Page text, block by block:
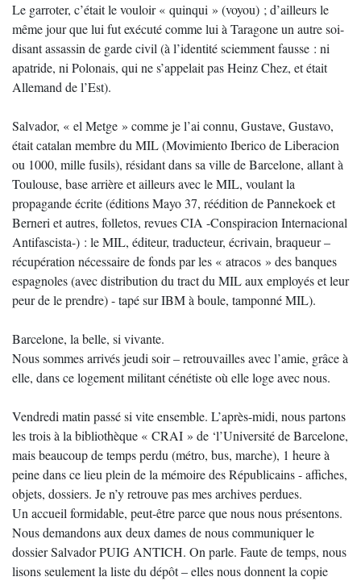
Le garroter, c’était le vouloir « quinqui » (voyou) ; d’ailleurs le
même jour que lui fut exécuté comme lui à Taragone un autre soi-
disant assassin de garde civil (à l’identité sciemment fausse : ni
apatride, ni Polonais, qui ne s’appelait pas Heinz Chez, et était
Allemand de l’Est).
Salvador, « el Metge » comme je l’ai connu, Gustave, Gustavo,
était catalan membre du MIL (Movimiento Iberico de Liberacion
ou 1000, mille fusils), résidant dans sa ville de Barcelone, allant à
Toulouse, base arrière et ailleurs avec le MIL, voulant la
propagande écrite (éditions Mayo 37, réédition de Pannekoek et
Berneri et autres, folletos, revues CIA -Conspiracion Internacional
Antifascista-) : le MIL, éditeur, traducteur, écrivain, braqueur –
récupération nécessaire de fonds par les « atracos » des banques
espagnoles (avec distribution du tract du MIL aux employés et leur
peur de le prendre) - tapé sur IBM à boule, tamponné MIL).
Barcelone, la belle, si vivante.
Nous sommes arrivés jeudi soir – retrouvailles avec l’amie, grâce à
elle, dans ce logement militant cénétiste où elle loge avec nous.
Vendredi matin passé si vite ensemble. L’après-midi, nous partons
les trois à la bibliothèque « CRAI » de ‘l’Université de Barcelone,
mais beaucoup de temps perdu (métro, bus, marche), 1 heure à
peine dans ce lieu plein de la mémoire des Républicains - affiches,
objets, dossiers. Je n’y retrouve pas mes archives perdues.
Un accueil formidable, peut-être parce que nous nous présentons.
Nous demandons aux deux dames de nous communiquer le
dossier Salvador PUIG ANTICH. On parle. Faute de temps, nous
lisons seulement la liste du dépôt – elles nous donnent la copie